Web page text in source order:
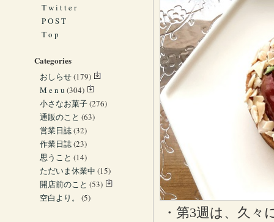
・第3週は、久
T w i t t e r
P O S T
T o p
Categories
おしらせ(179)
M e n u (304)
小さなお菓子(276)
通販のこと (63)
営業日誌(32)
作業日誌(23)
思うこと (14)
ただいま休業中 (15)
開店前のこと (53)
空白より。
(5)